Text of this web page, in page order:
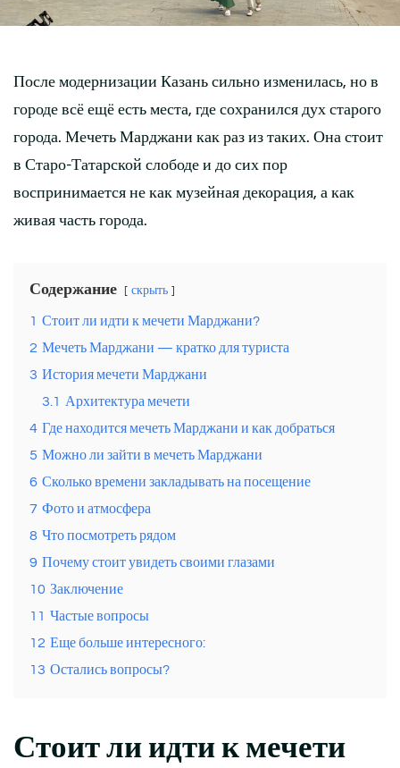
После модернизации Казань сильно изменилась, но в
городе всё ещё есть места, где сохранился дух старого
города. Мечеть Марджани как раз из таких. Она стоит
в Старо-Татарской слободе и до сих пор
воспринимается не как музейная декорация, а как
живая часть города.
Содержание скрыть
1 Стоит ли идти к мечети Марджани?
2 Мечеть Марджани — кратко для туриста
3 История мечети Марджани
3.1 Архитектура мечети
4 Где находится мечеть Марджани и как добраться
5 Можно ли зайти в мечеть Марджани
6 Сколько времени закладывать на посещение
7 Фото и атмосфера
8 Что посмотреть рядом
9 Почему стоит увидеть своими глазами
10 Заключение
11 Частые вопросы
12 Еще больше интересного:
13 Остались вопросы?
Стоит ли идти к мечети